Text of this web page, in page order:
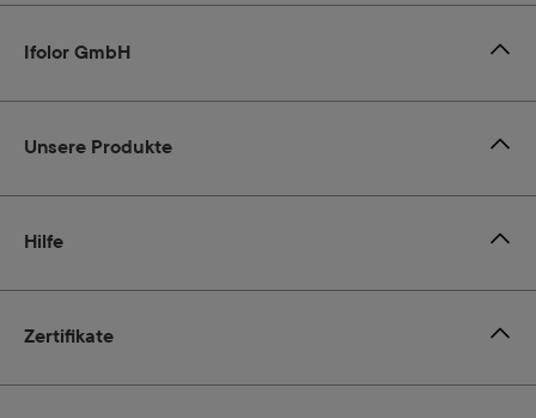
Zertifikate
Ifolor GmbH
Unsere Produkte
Hilfe